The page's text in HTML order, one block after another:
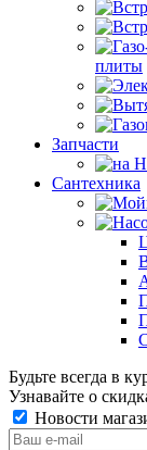
плиты
Запчасти
Сантехника
Будьте всегда в
Узнавайте о
Новости